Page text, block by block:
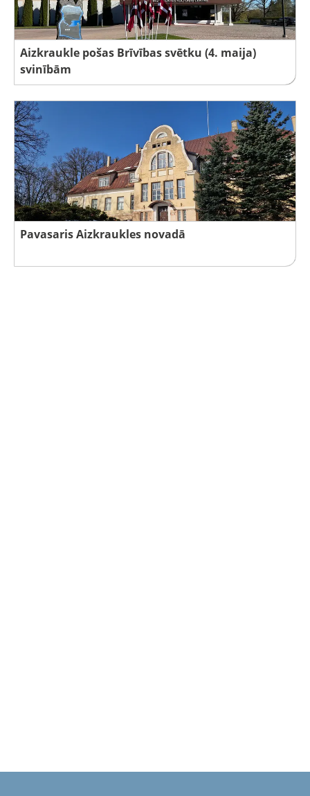
Aizkraukle pošas Brīvības svētku (4. maija)
svinībām
Pavasaris Aizkraukles novadā